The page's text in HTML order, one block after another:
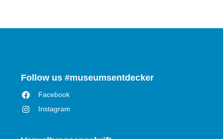
Follow us #museumsentdecker
Facebook
Instagram